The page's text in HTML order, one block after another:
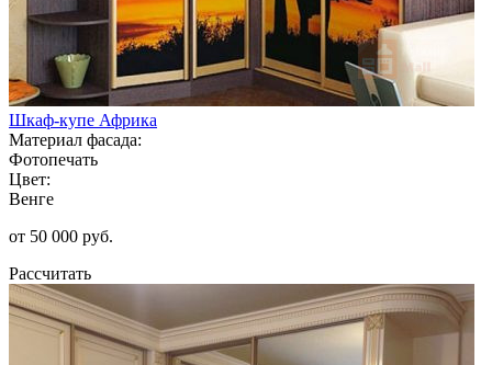
Шкаф-купе Африка
Материал фасада:
Фотопечать
Цвет:
Венге
от 50 000 руб.
Рассчитать